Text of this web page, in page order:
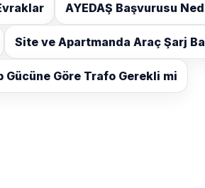
AYEDAŞ Başvurusu
Site ve Apartmanda Araç Şarj
Gücüne Göre Trafo Gerekli mi